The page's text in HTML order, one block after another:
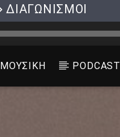
ΔΙΑΓΩΝΙΣΜΟΙ
ΜΟΥΣΙΚΗ